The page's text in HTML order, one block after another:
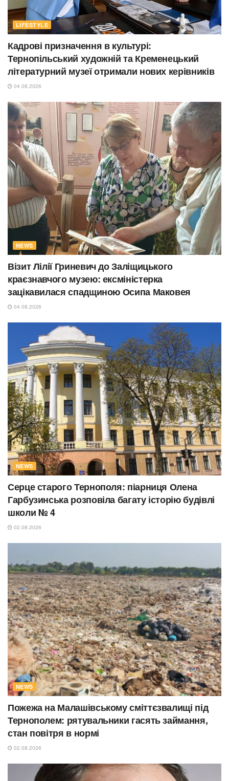
LIFESTYLE
Кадрові призначення в культурі:
Тернопільський художній та Кременецький
літературний музеї отримали нових керівників
04.08.2026
NEWS
Візит Лілії Гриневич до Заліщицького
краєзнавчого музею: ексміністерка
зацікавилася спадщиною Осипа Маковея
04.08.2026
NEWS
Серце старого Тернополя: піарниця Олена
Гарбузинська розповіла багату історію будівлі
школи № 4
02.08.2026
NEWS
Пожежа на Малашівському сміттєзвалищі під
Тернополем: рятувальники гасять займання,
стан повітря в нормі
02.08.2026